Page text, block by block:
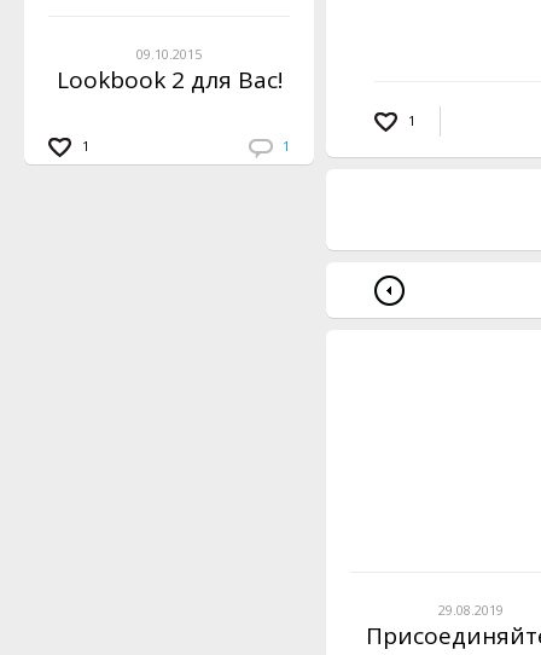
09.10.2015
Lookbook 2 для Вас!
1 1
1
29.08.2019